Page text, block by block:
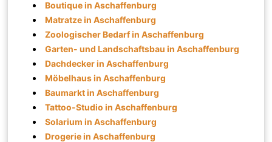
Boutique in Aschaffenburg
Matratze in Aschaffenburg
Zoologischer Bedarf in Aschaffenburg
Garten- und Landschaftsbau in Aschaffenburg
Dachdecker in Aschaffenburg
Möbelhaus in Aschaffenburg
Baumarkt in Aschaffenburg
Tattoo-Studio in Aschaffenburg
Solarium in Aschaffenburg
Drogerie in Aschaffenburg